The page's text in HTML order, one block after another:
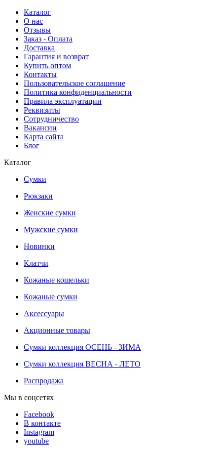
Каталог
О нас
Отзывы
Заказ - Оплата
Доставка
Гарантия и возврат
Купить оптом
Контакты
Пользовательское соглашение
Политика конфиденциальности
Правила эксплуатации
Реквизиты
Сотрудничество
Вакансии
Карта сайта
Блог
Каталог
Сумки
Рюкзаки
Женские сумки
Мужские сумки
Новинки
Клатчи
Кожаные кошельки
Кожаные сумки
Аксессуары
Акционные товары
Сумки коллекция ОСЕНЬ - ЗИМА
Сумки коллекция ВЕСНА - ЛЕТО
Распродажа
Мы в соцсетях
Facebook
В контакте
Instagram
youtube